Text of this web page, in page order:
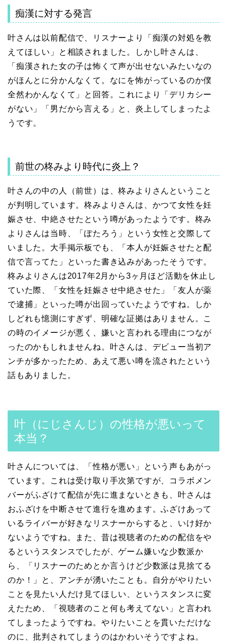
痴漢に対する発言
叶さんは以前配信で、リスナーより「痴漢の対処を教
えてほしい」と相談されました。しかし叶さんは、
「痴漢された女の子は怖くて声が出せないみたいなの
がほんとに分かんなくて。なにを怖がっているのか僕
全然わかんなくて」と回答。これにより「デリカシー
がない」「男だから言える」と、炎上してしまったよ
うです。
前世の柊みより時代に炎上？
叶さんの中の人（前世）は、柊みよりさんということ
が判明しています。柊みよりさんは、かつて女性を妊
娠させ、中絶させたという噂があったようです。柊み
よりさんは当時、「ぽたろう」という女性と交際して
いました。大手掲示板でも、「本人が妊娠させたと配
信で言ってた」といった書き込みがあったそうです。
柊みよりさんは2017年2月から3ヶ月ほど活動を休止し
ていた際、「女性を妊娠させ中絶させた」「友人が薬
で逮捕」といった噂が出回っていたようですね。しか
しどれも憶測にすぎず、明確な証拠はありません。こ
の時のイメージが悪く、嫌いと言われる理由につなが
ったのかもしれませんね。叶さんは、デビュー当初ア
ンチが多かったため、あえて悪い噂を流されたという
話もありました。
叶（にじさんじ）の性格が悪いって
本当？
叶さんについては、「性格が悪い」という声もあがっ
ています。これは受け取り手次第ですが、コラボメン
バーがふざけて配信が先に進まないときも、叶さんは
おふざけを中断させて進行を進めます。ふざけあって
いるライバーが好きなリスナーからすると、いけ好か
ないようですね。また、昔は視聴者のための配信をや
るというスタンスでしたが、ゲーム嫌いな少数派か
ら、「リスナーのためとか言うけど少数派は見捨てる
のか！」と、アンチが湧いたことも。自分がやりたい
ことを見たい人だけ見てほしい、というスタンスに変
えたため、「視聴者のこと何も考えてない」と言われ
てしまったようですね。やりたいことを貫いただけな
のに、批判されてしまうのはかわいそうですよね。